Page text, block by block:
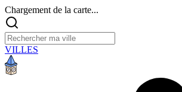
Chargement de la carte...
VILLES